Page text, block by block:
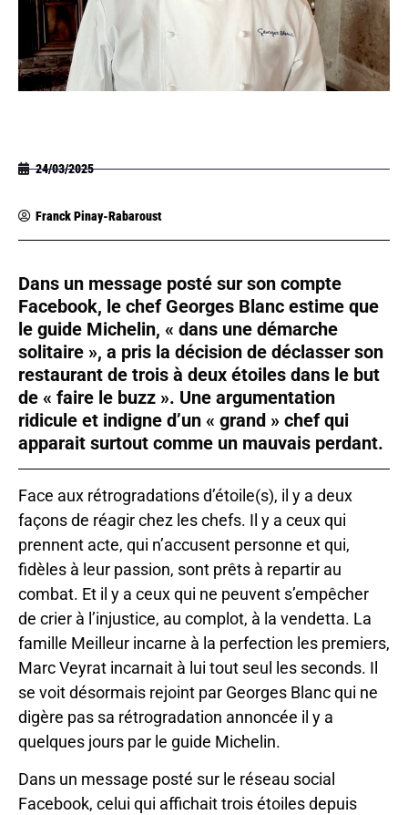
24/03/2025
Franck Pinay-Rabaroust
Dans un message posté sur son compte
Facebook, le chef Georges Blanc estime que
le guide Michelin, « dans une démarche
solitaire », a pris la décision de déclasser son
restaurant de trois à deux étoiles dans le but
de « faire le buzz ». Une argumentation
ridicule et indigne d’un « grand » chef qui
apparait surtout comme un mauvais perdant.
Face aux rétrogradations d’étoile(s), il y a deux
façons de réagir chez les chefs. Il y a ceux qui
prennent acte, qui n’accusent personne et qui,
fidèles à leur passion, sont prêts à repartir au
combat. Et il y a ceux qui ne peuvent s’empêcher
de crier à l’injustice, au complot, à la vendetta. La
famille Meilleur incarne à la perfection les premiers,
Marc Veyrat incarnait à lui tout seul les seconds. Il
se voit désormais rejoint par Georges Blanc qui ne
digère pas sa rétrogradation annoncée il y a
quelques jours par le guide Michelin.
Dans un message posté sur le réseau social
Facebook, celui qui affichait trois étoiles depuis